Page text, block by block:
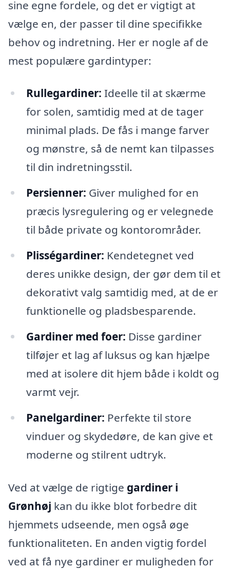
sine egne fordele, og det er vigtigt at
vælge en, der passer til dine specifikke
behov og indretning. Her er nogle af de
mest populære gardintyper:
Rullegardiner: Ideelle til at skærme
for solen, samtidig med at de tager
minimal plads. De fås i mange farver
og mønstre, så de nemt kan tilpasses
til din indretningsstil.
Persienner: Giver mulighed for en
præcis lysregulering og er velegnede
til både private og kontorområder.
Plisségardiner: Kendetegnet ved
deres unikke design, der gør dem til et
dekorativt valg samtidig med, at de er
funktionelle og pladsbesparende.
Gardiner med foer: Disse gardiner
tilføjer et lag af luksus og kan hjælpe
med at isolere dit hjem både i koldt og
varmt vejr.
Panelgardiner: Perfekte til store
vinduer og skydedøre, de kan give et
moderne og stilrent udtryk.
Ved at vælge de rigtige gardiner i
Grønhøj kan du ikke blot forbedre dit
hjemmets udseende, men også øge
funktionaliteten. En anden vigtig fordel
ved at få nye gardiner er muligheden for